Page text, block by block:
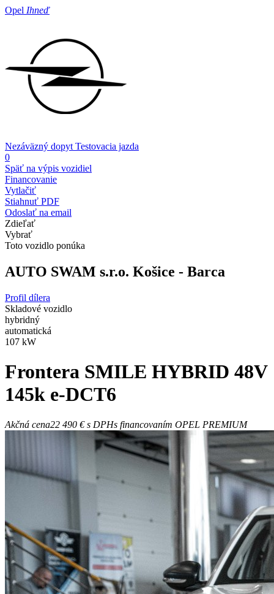
Opel Ihneď
Nezáväzný dopyt Testovacia jazda
0
Späť na výpis vozidiel
Financovanie
Vytlačiť
Stiahnuť PDF
Odoslať na email
Zdieľať
Vybrať
Toto vozidlo ponúka
AUTO SWAM s.r.o. Košice - Barca
Profil dílera
Skladové vozidlo
hybridný
automatická
107 kW
Frontera SMILE HYBRID 48V
145k e-DCT6
Akčná cena22 490 €s DPHs financovaním OPEL PREMIUM